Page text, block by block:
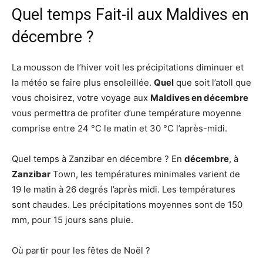
Quel temps Fait-il aux Maldives en
décembre ?
La mousson de l’hiver voit les précipitations diminuer et
la météo se faire plus ensoleillée. Quel que soit l’atoll que
vous choisirez, votre voyage aux Maldives en décembre
vous permettra de profiter d’une température moyenne
comprise entre 24 °C le matin et 30 °C l’après-midi.
Quel temps à Zanzibar en décembre ? En décembre, à
Zanzibar Town, les températures minimales varient de
19 le matin à 26 degrés l’après midi. Les températures
sont chaudes. Les précipitations moyennes sont de 150
mm, pour 15 jours sans pluie.
Où partir pour les fêtes de Noël ?